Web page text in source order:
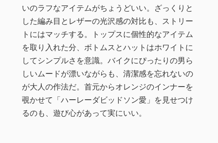
いのラフなアイテムがちょうどいい。ざっくりと
した編み目とレザーの光沢感の対比も、ストリー
トにはマッチする。トップスに個性的なアイテム
を取り入れた分、ボトムスとハットはホワイトに
してシンプルさを意識。バイクにぴったりの男ら
しいムードが漂いながらも、清潔感を忘れないの
が大人の作法だ。首元からオレンジのインナーを
覗かせて「ハーレーダビッドソン愛」を見せつけ
るのも、遊び心があって実にいい。